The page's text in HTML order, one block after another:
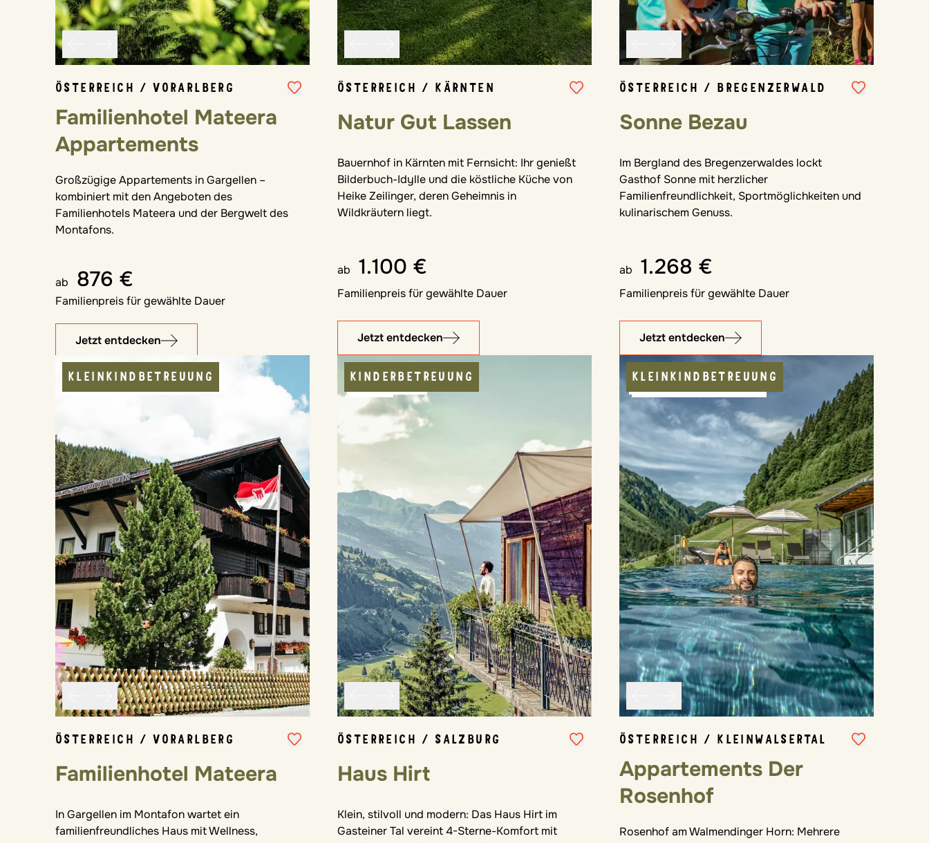
ÖSTERREICH / VORARLBERG
Familienhotel Mateera
Appartements
Großzügige Appartements in Gargellen –
kombiniert mit den Angeboten des
Familienhotels Mateera und der Bergwelt des
Montafons.
ab 876 €
Familienpreis für gewählte Dauer
Jetzt entdecken
ÖSTERREICH / KÄRNTEN
Natur Gut Lassen
Bauernhof in Kärnten mit Fernsicht: Ihr genießt
Bilderbuch-Idylle und die köstliche Küche von
Heike Zeilinger, deren Geheimnis in
Wildkräutern liegt.
ab 1.100 €
Familienpreis für gewählte Dauer
Jetzt entdecken
ÖSTERREICH / BREGENZERWALD
Sonne Bezau
Im Bergland des Bregenzerwaldes lockt
Gasthof Sonne mit herzlicher
Familienfreundlichkeit, Sportmöglichkeiten und
kulinarischem Genuss.
ab 1.268 €
Familienpreis für gewählte Dauer
Jetzt entdecken
KLEINKINDBETREUUNG
KINDERBETREUUNG
ÖSTERREICH / VORARLBERG
Familienhotel Mateera
In Gargellen im Montafon wartet ein
familienfreundliches Haus mit Wellness,
KINDERBETREUUNG
KULINARIK
POOL
ÖSTERREICH / SALZBURG
Haus Hirt
Klein, stilvoll und modern: Das Haus Hirt im
Gasteiner Tal vereint 4-Sterne-Komfort mit
KLEINKINDBETREUUNG
BEHEIZBARER POOL
KINDERBETREUUNG
ÖSTERREICH / KLEINWALSERTAL
Appartements Der
Rosenhof
Rosenhof am Walmendinger Horn: Mehrere